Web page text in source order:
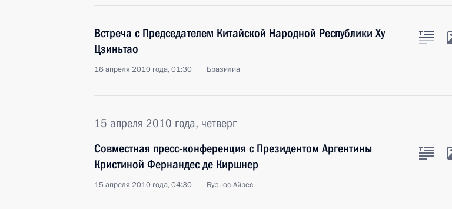
Встреча с Председателем Китайской Народной Республики Ху
Цзиньтао
16 апреля 2010 года, 01:30 Бразилиа
15 апреля 2010 года, четверг
Совместная пресс-конференция с Президентом Аргентины
Кристиной Фернандес де Киршнер
15 апреля 2010 года, 04:30 Буэнос-Айрес